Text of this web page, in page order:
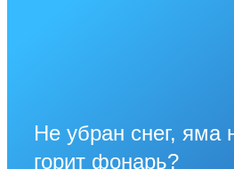
Не убран снег, яма
горит фонарь?